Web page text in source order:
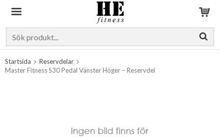
Startsida
Reservdelar
Master Fitness S30 Pedal Vänster Höger – Reservdel